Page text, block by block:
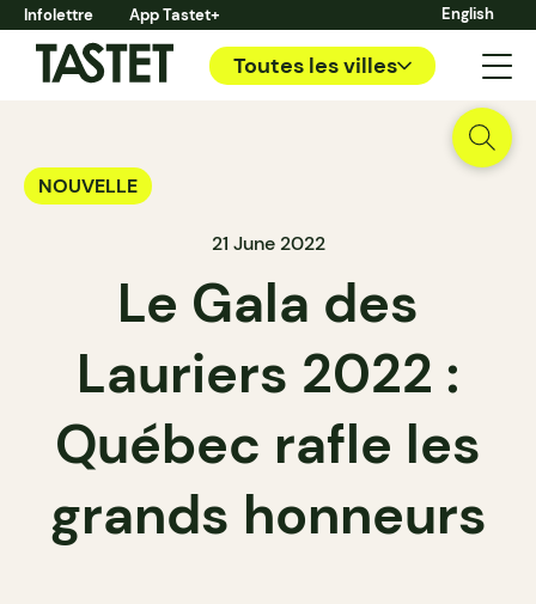
Infolettre App Tastet+ English
Toutes les villes
NOUVELLE
21 June 2022
Le Gala des
Lauriers 2022 :
Québec rafle les
grands honneurs